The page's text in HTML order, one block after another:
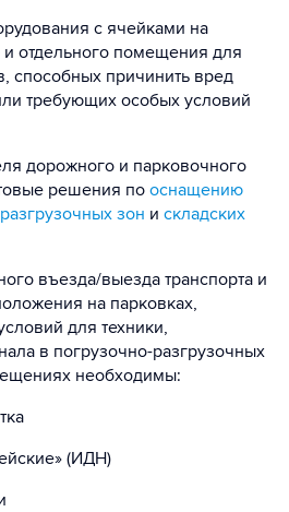
с ячейками на
отдельного помещения для
способных причинить вред
требующих особых условий
дорожного и парковочного
решения по оснащению
зон и складских
въезда/выезда транспорта и
на парковках,
для техники,
в погрузочно-разгрузочных
необходимы:
(ИДН)